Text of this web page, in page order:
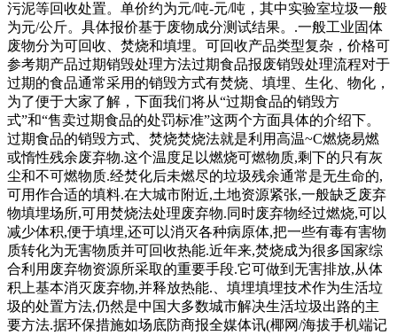
污泥等回收处置。单价约为元/吨-元/吨，其中实验室垃圾一般
为元/公斤。具体报价基于废物成分测试结果。.一般工业固体
废物分为可回收、焚烧和填埋。可回收产品类型复杂，价格可
参考期产品过期销毁处理方法过期食品报废销毁处理流程对于
过期的食品通常采用的销毁方式有焚烧、填埋、生化、物化，
为了便于大家了解，下面我们将从“过期食品的销毁方
式”和“售卖过期食品的处罚标准”这两个方面具体的介绍下。
过期食品的销毁方式、焚烧焚烧法就是利用高温~C燃烧易燃
或惰性残余废弃物.这个温度足以燃烧可燃物质,剩下的只有灰
尘和不可燃物质.经焚化后未燃尽的垃圾残余通常是无生命的,
可用作合适的填料.在大城市附近,土地资源紧张,一般缺乏废弃
物填埋场所,可用焚烧法处理废弃物.同时废弃物经过燃烧,可以
减少体积,便于填埋,还可以消灭各种病原体,把一些有毒有害物
质转化为无害物质并可回收热能.近年来,焚烧成为很多国家综
合利用废弃物资源所采取的重要手段.它可做到无害排放,从体
积上基本消灭废弃物,并释放热能.、填埋填埋技术作为生活垃
圾的处置方法,仍然是中国大多数城市解决生活垃圾出路的主
要方法.据环保措施如场底防商报全媒体讯(椰网/海拔手机端记